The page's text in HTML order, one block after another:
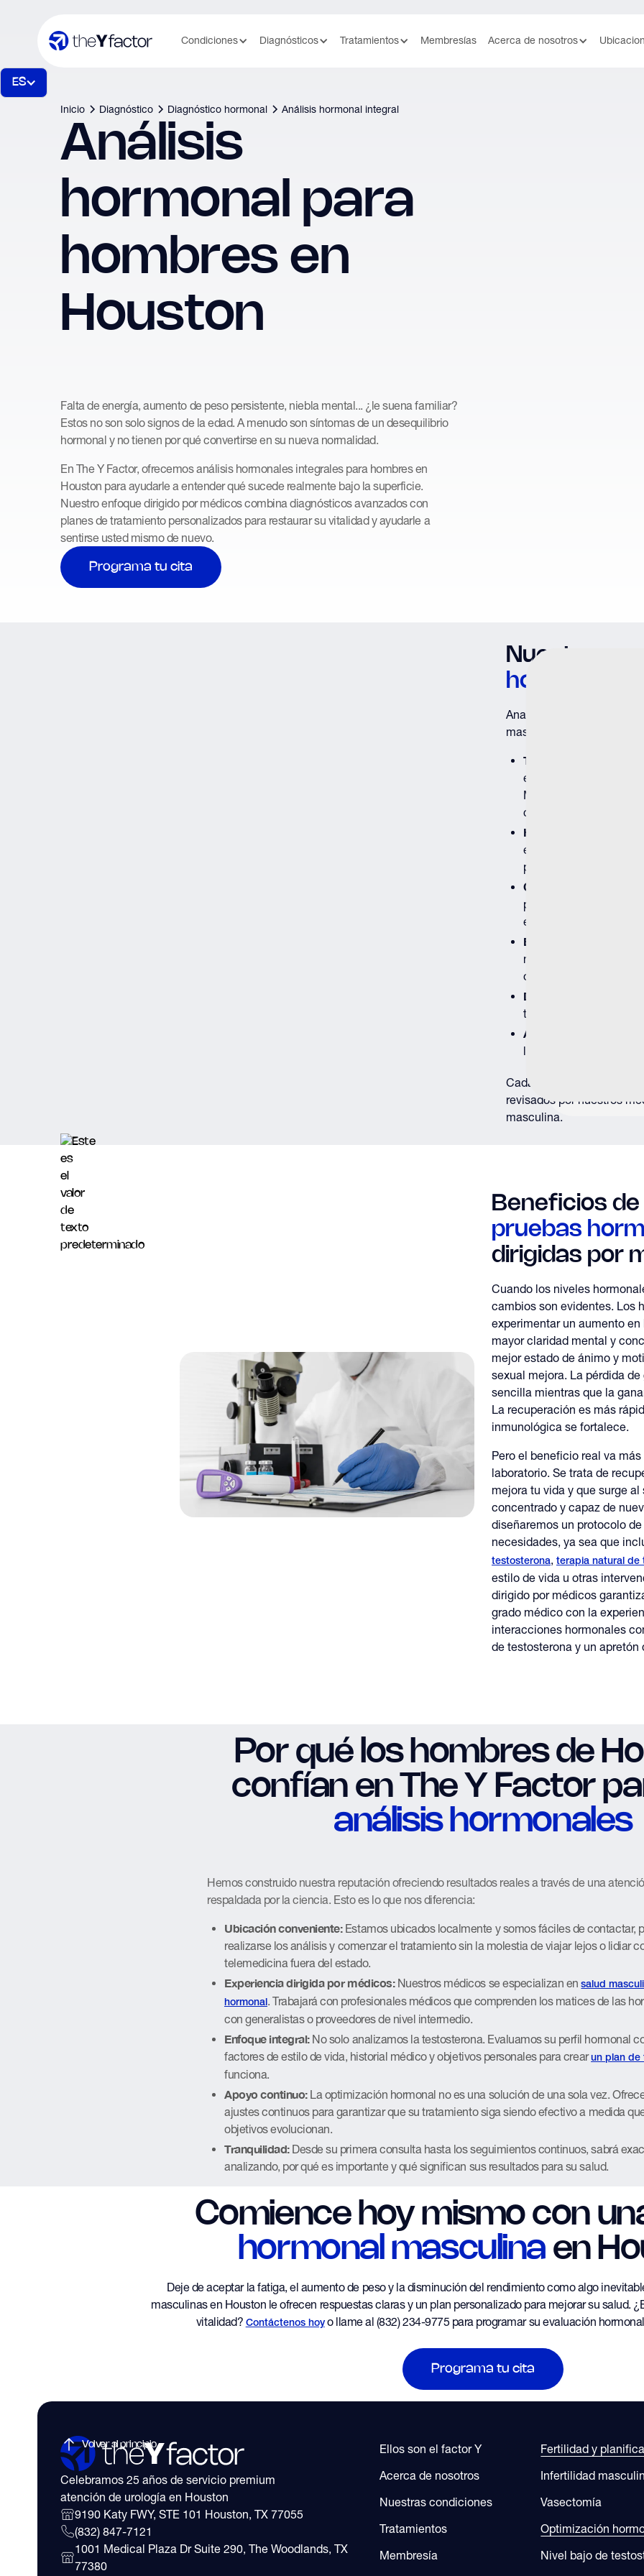
Condiciones Diagnósticos Tratamientos Membresías Acerca de nosotros
ES
Inicio Diagnóstico Diagnóstico hormonal Análisis hormonal integral
Análisis
hormonal para
hombres en
Houston
Falta de energía, aumento de peso persistente, niebla mental... ¿le suena familiar?
Estos no son solo signos de la edad. A menudo son síntomas de un desequilibrio
hormonal y no tienen por qué convertirse en su nueva normalidad.
En The Y Factor, ofrecemos análisis hormonales integrales para hombres en
Houston para ayudarle a entender qué sucede realmente bajo la superficie.
Nuestro enfoque dirigido por médicos combina diagnósticos avanzados con
planes de tratamiento personalizados para restaurar su vitalidad y ayudarle a
sentirse usted mismo de nuevo.
Programa tu cita
Nuestros
hormonal
Analizamos las hormonas
masculino:
Testosterona
es la
energía, la masa
Medimos tanto la
completa.
Hormonas tiroideas
energía y la
pueden imitar los
Cortisol
puede reducir la
envejecimiento.
Estradiol
es el
necesitan estrógeno,
organismo.
DHEA
testosterona, la
Antígeno prostático
la próstata,
Cada prueba se procesa
revisados por nuestros
masculina.
Beneficios
pruebas
dirigidas por
Cuando los niveles
cambios son evidentes. Los
experimentar un aumento
mayor claridad mental y
mejor estado de ánimo y
sexual mejora. La pérdida
sencilla mientras que la
La recuperación es más
inmunológica se fortalece.
Pero el beneficio real va
laboratorio. Se trata de
mejora tu vida y que surge al
concentrado y capaz de
diseñaremos un protocolo
necesidades, ya sea que
testosterona, terapia natural de
estilo de vida u otras
dirigido por médicos
grado médico con la
interacciones hormonales
de testosterona y un apretón
Por qué los hombres de
confían en The Y Factor
análisis hormonales
Hemos construido nuestra reputación ofreciendo resultados reales a través de una
respaldada por la ciencia. Esto es lo que nos diferencia:
Ubicación conveniente:Estamos ubicados localmente y somos fáciles de contactar,
realizarse los análisis y comenzar el tratamiento sin la molestia de viajar lejos o lidiar
telemedicina fuera del estado.
Experiencia dirigida por médicos:Nuestros médicos se especializan ensalud
hormonal . Trabajará con profesionales médicos que comprenden los matices de las
con generalistas o proveedores de nivel intermedio.
Enfoque integral:No solo analizamos la testosterona. Evaluamos su perfil hormonal
factores de estilo de vida, historial médico y objetivos personales para crearun plan de
funciona.
Apoyo continuo:La optimización hormonal no es una solución de una sola vez.
ajustes continuos para garantizar que su tratamiento siga siendo efectivo a medida
objetivos evolucionan.
Tranquilidad:Desde su primera consulta hasta los seguimientos continuos, sabrá
analizando, por qué es importante y qué significan sus resultados para su salud.
Comience hoy mismo con
hormonal masculinaen
Deje de aceptar la fatiga, el aumento de peso y la disminución del rendimiento como algo
masculinas en Houston le ofrecen respuestas claras y un plan personalizado para mejorar su salud.
vitalidad? Contáctenos hoyo llame al (832) 234-9775 para programar su evaluación
Programa tu cita
Celebramos 25 años de servicio premium
atención de urología en Houston
9190 Katy FWY, STE 101 Houston, TX 77055
(832) 847-7121
1001 Medical Plaza Dr Suite 290, The Woodlands, TX
77380
Ellos son el factor Y
Acerca de nosotros
Nuestras condiciones
Tratamientos
Membresía
Fertilidad y
Infertilidad
Vasectomía
Optimización
Nivel bajo de
Volver al principio